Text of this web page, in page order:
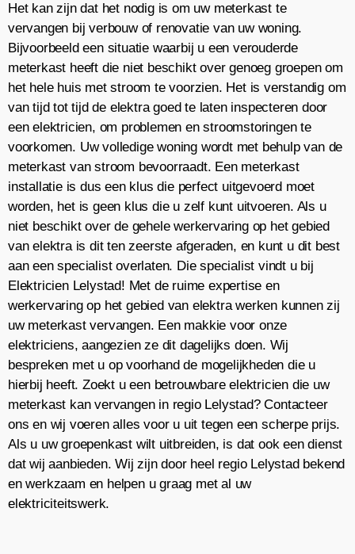
Het kan zijn dat het nodig is om uw meterkast te
vervangen bij verbouw of renovatie van uw woning.
Bijvoorbeeld een situatie waarbij u een verouderde
meterkast heeft die niet beschikt over genoeg groepen om
het hele huis met stroom te voorzien. Het is verstandig om
van tijd tot tijd de elektra goed te laten inspecteren door
een elektricien, om problemen en stroomstoringen te
voorkomen. Uw volledige woning wordt met behulp van de
meterkast van stroom bevoorraadt. Een meterkast
installatie is dus een klus die perfect uitgevoerd moet
worden, het is geen klus die u zelf kunt uitvoeren. Als u
niet beschikt over de gehele werkervaring op het gebied
van elektra is dit ten zeerste afgeraden, en kunt u dit best
aan een specialist overlaten. Die specialist vindt u bij
Elektricien Lelystad! Met de ruime expertise en
werkervaring op het gebied van elektra werken kunnen zij
uw meterkast vervangen. Een makkie voor onze
elektriciens, aangezien ze dit dagelijks doen. Wij
bespreken met u op voorhand de mogelijkheden die u
hierbij heeft. Zoekt u een betrouwbare elektricien die uw
meterkast kan vervangen in regio Lelystad? Contacteer
ons en wij voeren alles voor u uit tegen een scherpe prijs.
Als u uw groepenkast wilt uitbreiden, is dat ook een dienst
dat wij aanbieden. Wij zijn door heel regio Lelystad bekend
en werkzaam en helpen u graag met al uw
elektriciteitswerk.